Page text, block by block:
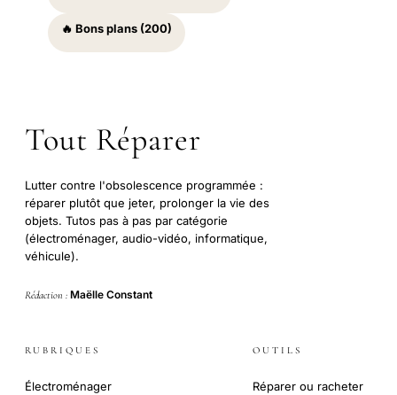
🔥 Bons plans (200)
Tout Réparer
Lutter contre l'obsolescence programmée :
réparer plutôt que jeter, prolonger la vie des
objets. Tutos pas à pas par catégorie
(électroménager, audio-vidéo, informatique,
véhicule).
Rédaction : Maëlle Constant
RUBRIQUES
Électroménager
OUTILS
Réparer ou racheter